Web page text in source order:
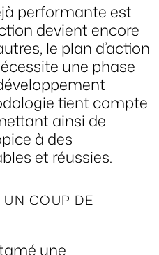
performante est
devient encore
le plan d’action
une phase
tient compte
ainsi de
à des
et réussies.
COUP DE
une